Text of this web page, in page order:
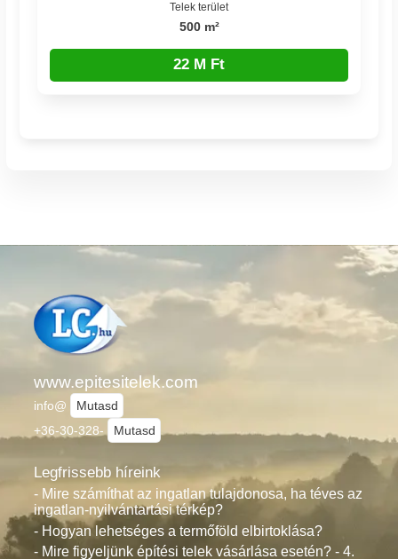
Telek terület
500 m²
22 M Ft
www.epitesitelek.com
info@
Mutasd
+36-30-328-
Mutasd
Legfrissebb híreink
- Mire számíthat az ingatlan tulajdonosa, ha téves az
ingatlan-nyilvántartási térkép?
- Hogyan lehetséges a termőföld elbirtoklása?
- Mire figyeljünk építési telek vásárlása esetén? - 4.